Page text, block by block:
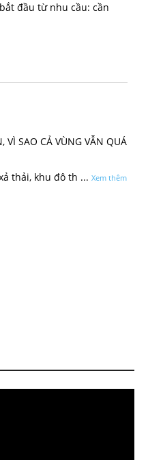
đầu từ nhu cầu: cần
SAO CẢ VÙNG VẪN QUÁ
thải, khu đô th ... Xem thêm